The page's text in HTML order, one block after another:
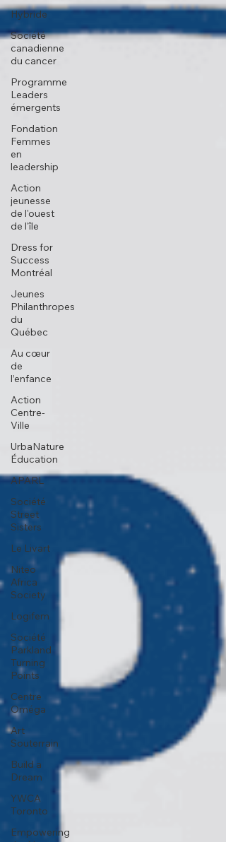
Hybride
Société
canadienne
du cancer
Programme
Leaders
émergents
Fondation
Femmes
en
leadership
Action
jeunesse
de l'ouest
de l'île
Dress for
Success
Montréal
Jeunes
Philanthropes
du
Québec
Au cœur
de
l’enfance
Action
Centre-
Ville
UrbaNature
Éducation
APARL
Société
Street
Sisters
Le Livart
Niteo
Africa
Society
Logifem
Société
Parkland
Turning
Points
Centre
Oméga
Art
Souterrain
Build a
Dream
YWCA
Toronto
Empowering